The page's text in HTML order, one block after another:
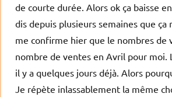
de courte durée. Alors ok ça baisse
dis depuis plusieurs semaines que ça
me confirme hier que le nombres de
nombre de ventes en Avril pour moi.
il y a quelques jours déjà. Alors
Je répète inlassablement la même